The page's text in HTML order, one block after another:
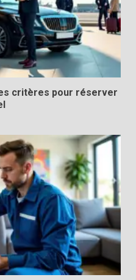
critères pour réserver